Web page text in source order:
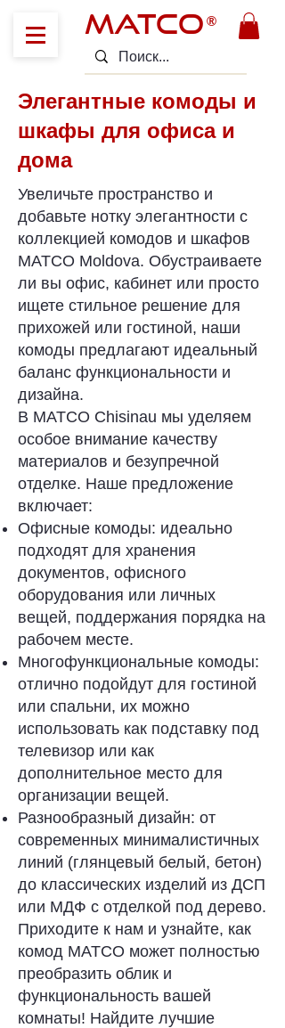
MATCO ®
Элегантные комоды и
шкафы для офиса и
дома
Увеличьте пространство и
добавьте нотку элегантности с
коллекцией комодов и шкафов
MATCO Moldova. Обустраиваете
ли вы офис, кабинет или просто
ищете стильное решение для
прихожей или гостиной, наши
комоды предлагают идеальный
баланс функциональности и
дизайна.
В MATCO Chisinau мы уделяем
особое внимание качеству
материалов и безупречной
отделке. Наше предложение
включает:
Офисные комоды: идеально
подходят для хранения
документов, офисного
оборудования или личных
вещей, поддержания порядка на
рабочем месте.
Многофункциональные комоды:
отлично подойдут для гостиной
или спальни, их можно
использовать как подставку под
телевизор или как
дополнительное место для
организации вещей.
Разнообразный дизайн: от
современных минималистичных
линий (глянцевый белый, бетон)
до классических изделий из ДСП
или МДФ с отделкой под дерево.
Приходите к нам и узнайте, как
комод MATCO может полностью
преобразить облик и
функциональность вашей
комнаты! Найдите лучшие